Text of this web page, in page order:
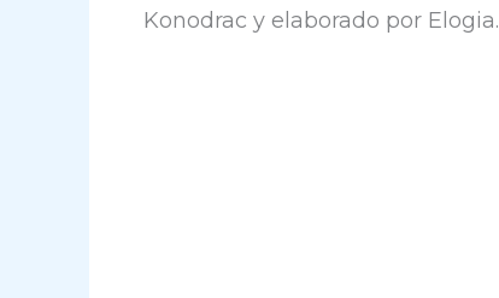
Konodrac y elaborado por Elogia.